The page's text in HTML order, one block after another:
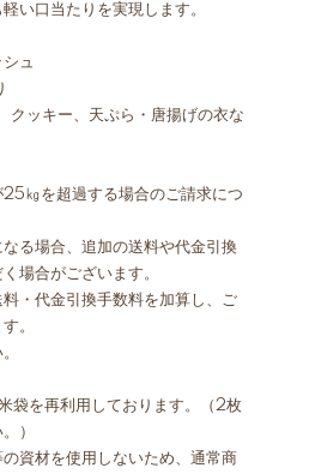
い口当たりを実現します。
ュ
ッキー、天ぷら・唐揚げの衣な
25㎏を超過する場合のご請求につ
る場合、追加の送料や代金引換
場合がございます。
・代金引換手数料を加算し、ご
。
袋を再利用しております。（2枚
）
資材を使用しないため、通常商